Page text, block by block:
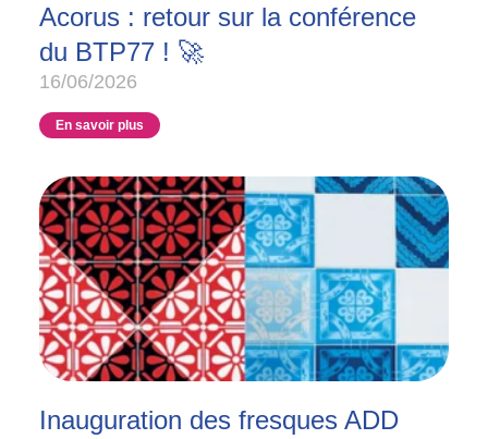
Acorus : retour sur la conférence
du BTP77 ! 🚀
16/06/2026
En savoir plus
Inauguration des fresques ADD